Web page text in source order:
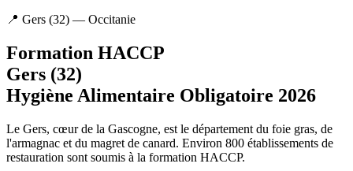
📍 Gers (32) — Occitanie
Formation HACCP
Gers (32)
Hygiène Alimentaire Obligatoire 2026
Le Gers, cœur de la Gascogne, est le département du foie gras, de
l'armagnac et du magret de canard. Environ 800 établissements de
restauration sont soumis à la formation HACCP.